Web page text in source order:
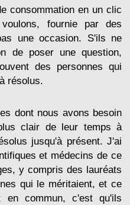
consommation en un clic
fournie par des
une occasion. S'ils ne
de poser une question,
des personnes qui
résolus.
dont nous avons besoin
clair de leur temps à
jusqu'à présent. J'ai
et médecins de ce
y compris des lauréats
qui le méritaient, et ce
en commun, c'est qu'ils